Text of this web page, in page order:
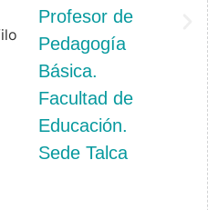
Profesor de
Pedagogía
Básica.
Facultad de
Educación.
Sede Talca